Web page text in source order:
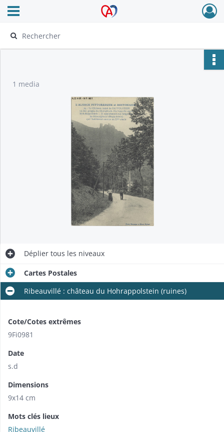
Archives Alsace - Colmar
Ouvrir le menu déroulant
1 media
Déplier tous les niveaux
Cartes Postales
Ribeauvillé : château du Hohrappolstein (ruines)
Cote/Cotes extrêmes
9Fi0981
Date
s.d
Dimensions
9x14 cm
Mots clés lieux
Ribeauvillé